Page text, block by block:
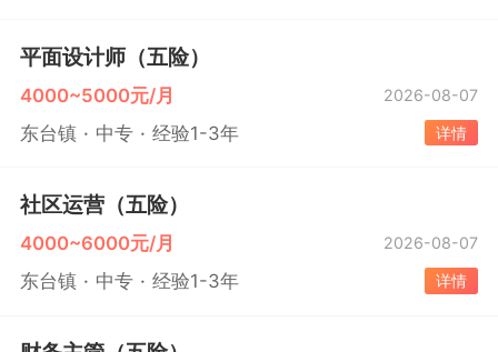
平面设计师（五险）
4000~5000元/月 2026-08-07
东台镇 中专 经验1-3年 详情
社区运营（五险）
4000~6000元/月 2026-08-07
东台镇 中专 经验1-3年 详情